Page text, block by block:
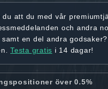
du att du med vår
och andra
en del andra
Testa gratis i 14 dagar!
över 0.5%